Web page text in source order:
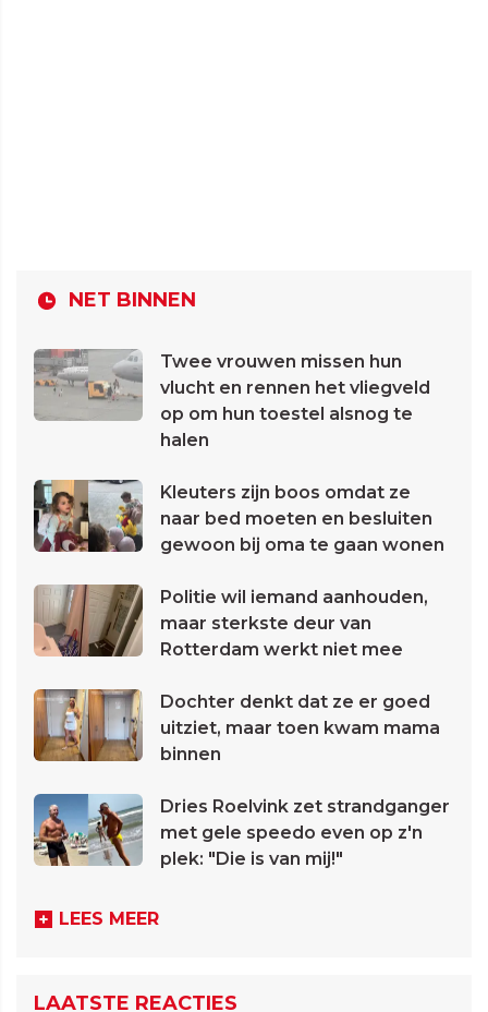
NET BINNEN
Twee vrouwen missen hun
vlucht en rennen het vliegveld
op om hun toestel alsnog te
halen
Kleuters zijn boos omdat ze
naar bed moeten en besluiten
gewoon bij oma te gaan wonen
Politie wil iemand aanhouden,
maar sterkste deur van
Rotterdam werkt niet mee
Dochter denkt dat ze er goed
uitziet, maar toen kwam mama
binnen
Dries Roelvink zet strandganger
met gele speedo even op z'n
plek: "Die is van mij!"
LEES MEER
LAATSTE REACTIES